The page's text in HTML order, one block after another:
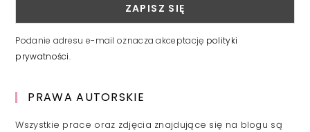
Podanie adresu e-mail oznacza akceptację polityki
prywatności.
PRAWA AUTORSKIE
Wszystkie prace oraz zdjęcia znajdujące się na blogu są